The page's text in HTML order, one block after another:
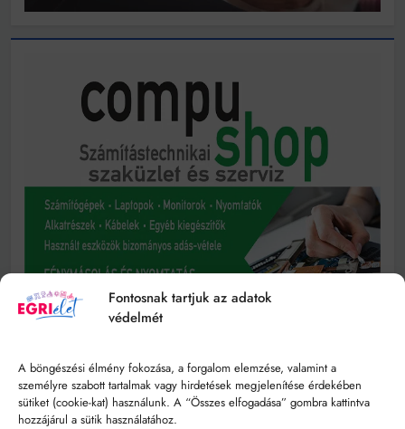
Fontosnak tartjuk az adatok
védelmét
A böngészési élmény fokozása, a forgalom elemzése, valamint a
személyre szabott tartalmak vagy hirdetések megjelenítése érdekében
sütiket (cookie-kat) használunk. A “Összes elfogadása” gombra kattintva
hozzájárul a sütik használatához.